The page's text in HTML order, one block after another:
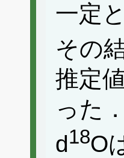
一定
その
推定
った
d18O